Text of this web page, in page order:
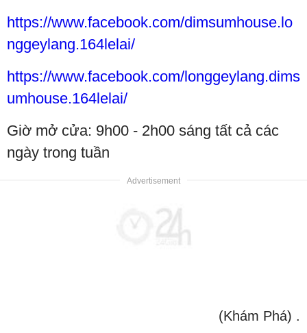
https://www.facebook.com/dimsumhouse.lo
nggeylang.164lelai/
https://www.facebook.com/longgeylang.dims
umhouse.164lelai/
Giờ mở cửa: 9h00 - 2h00 sáng tất cả các
ngày trong tuần
(Khám Phá) .